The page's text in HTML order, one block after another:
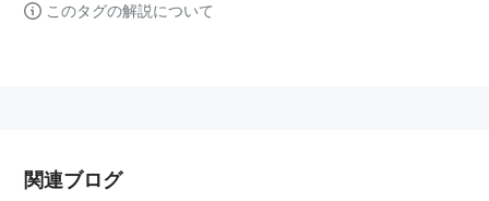
このタグの解説について
関連ブログ